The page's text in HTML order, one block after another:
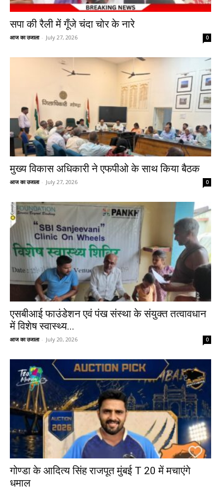
सपा की रैली में गूँजे चंदा चोर के नारे
आज का उजाला - July 27, 2026 0
मुख्य विकास अधिकारी ने एफपीओ के साथ किया बैठक
आज का उजाला - July 27, 2026 0
एसबीआई फाउंडेशन एवं पंख संस्था के संयुक्त तत्वावधान
में विशेष स्वास्थ्य...
आज का उजाला - July 20, 2026 0
गोण्डा के आदित्य सिंह राजपूत मुंबई T 20 में मचाएंगे
धमाल